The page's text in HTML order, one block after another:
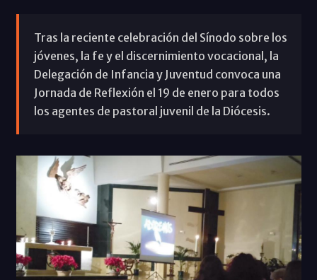
Tras la reciente celebración del Sínodo sobre los
jóvenes, la fe y el discernimiento vocacional, la
Delegación de Infancia y Juventud convoca una
Jornada de Reflexión el 19 de enero para todos
los agentes de pastoral juvenil de la Diócesis.